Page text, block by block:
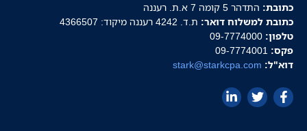
כתובת: התדהר 5 קומה 7 א.ת. רעננה
כתובת למשלוח דואר: ת.ד. 4242 רעננה מיקוד: 4366507
טלפון:
פקס:
דוא"ל: stark@starkcpa.com